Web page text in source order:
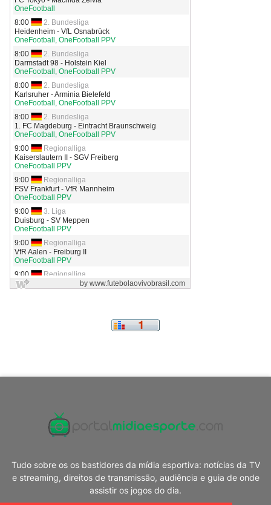
Tudo sobre os os bastidores da mídia esportiva: notícias da TV
e streaming, direitos de transmissão, audiência e guia de onde
assistir os jogos do dia.